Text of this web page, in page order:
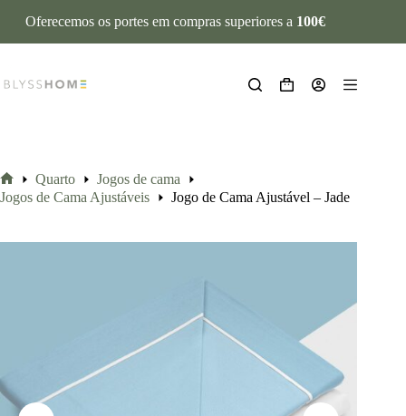
Oferecemos os portes em compras superiores a 100€
Quarto
Jogos de cama
Jogos de Cama Ajustáveis
Jogo de Cama Ajustável – Jade